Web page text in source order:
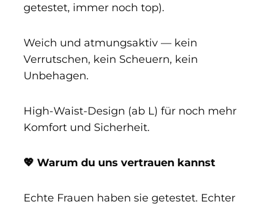
getestet, immer noch top).
Weich und atmungsaktiv — kein
Verrutschen, kein Scheuern, kein
Unbehagen.
High-Waist-Design (ab L) für noch mehr
Komfort und Sicherheit.
💖 Warum du uns vertrauen kannst
Echte Frauen haben sie getestet. Echter